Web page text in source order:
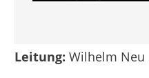
Leitung: Wilhelm Neu